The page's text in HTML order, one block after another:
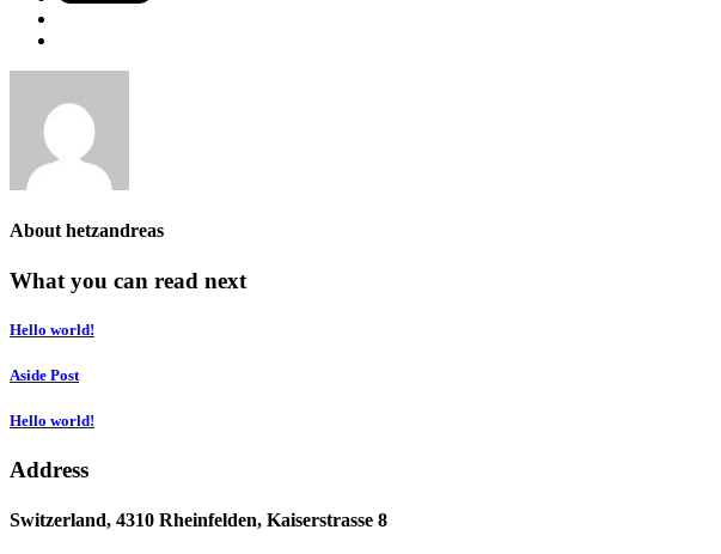
Abouthetzandreas
What you can read next
Hello world!
Aside Post
Hello world!
Address
Switzerland, 4310 Rheinfelden, Kaiserstrasse 8